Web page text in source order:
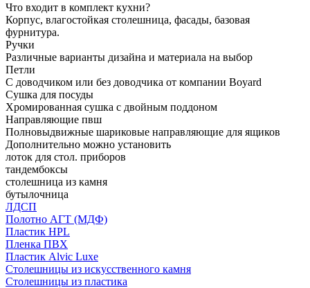
Что входит в комплект кухни?
Корпус, влагостойкая столешница, фасады, базовая
фурнитура.
Ручки
Различные варианты дизайна и материала на выбор
Петли
С доводчиком или без доводчика от компании Boyard
Сушка для посуды
Хромированная сушка с двойным поддоном
Направляющие пвш
Полновыдвижные шариковые направляющие для ящиков
Дополнительно можно установить
лоток для стол. приборов
тандембоксы
столешница из камня
бутылочница
ЛДСП
Полотно АГТ (МДФ)
Пластик HPL
Пленка ПВХ
Пластик Alvic Luxe
Столешницы из искусственного камня
Столешницы из пластика